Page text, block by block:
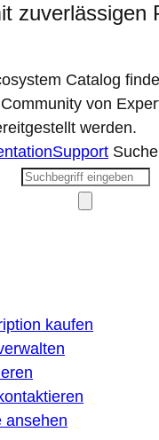
zuverlässigen
Catalog
von
werden.
Support Suche
kaufen
ansehen